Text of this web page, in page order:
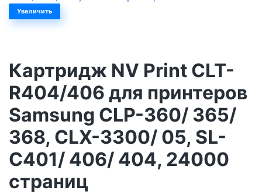
Увеличить
Картридж NV Print CLT-
R404/406 для принтеров
Samsung CLP-360/ 365/
368, CLX-3300/ 05, SL-
C401/ 406/ 404, 24000
страниц